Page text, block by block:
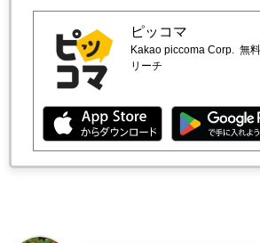
ピッコマ
Kakao piccoma Corp. 無料
リーチ